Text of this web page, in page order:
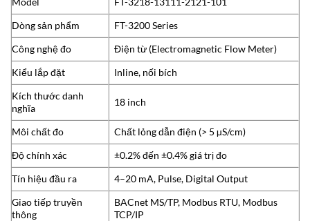
Dòng sản phẩm
FT-3200 Series
Công nghệ đo
Điện từ (Electromagnetic Flow Meter)
Kiểu lắp đặt
Inline, nối bích
Kích thước danh
nghĩa
18 inch
Môi chất đo
Chất lỏng dẫn điện (> 5 µS/cm)
Độ chính xác
±0.2% đến ±0.4% giá trị đo
Tín hiệu đầu ra
4–20 mA, Pulse, Digital Output
Giao tiếp truyền
thông
BACnet MS/TP, Modbus RTU, Modbus
TCP/IP